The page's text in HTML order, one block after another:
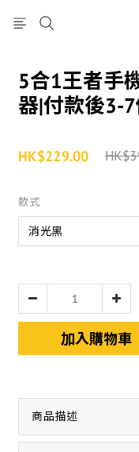
5合1王者手
器|付款後3-
HK$229.00
款式
加入購物車
商品描述